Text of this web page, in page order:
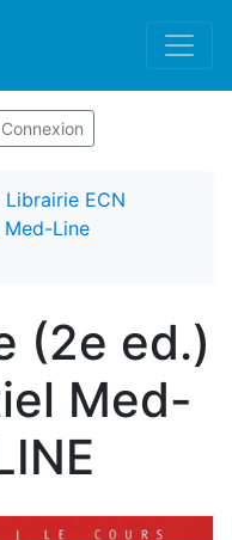
Librairie ECN
Line
(2e ed.)
Med-